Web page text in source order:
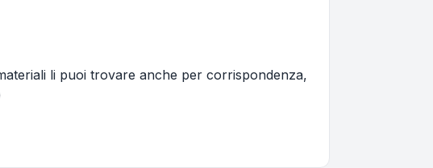
li puoi trovare anche per corrispondenza,